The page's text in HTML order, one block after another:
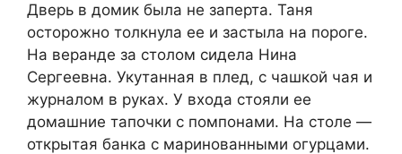
Дверь в домик была не заперта. Таня
осторожно толкнула ее и застыла на пороге.
На веранде за столом сидела Нина
Сергеевна. Укутанная в плед, с чашкой чая и
журналом в руках. У входа стояли ее
домашние тапочки с помпонами. На столе —
открытая банка с маринованными огурцами.